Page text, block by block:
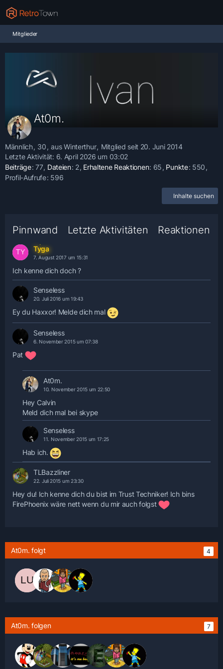
Mitglieder
At0m.
Männlich 30 aus Winterthur
Mitglied seit 20. Juni 2014
Letzte Aktivität: 6. April 2026 um 03:02
Beiträge 77 Dateien 2 Erhaltene Reaktionen 65 Punkte 550
Profil-Aufrufe 596
Inhalte suchen
Pinnwand Letzte Aktivitäten Reaktionen
Tyga
7. August 2017 um 15:31
Ich kenne dich doch ?
Senseless
20. Juli 2016 um 19:43
Ey du Haxxor! Melde dich mal
Senseless
6. November 2015 um 07:38
Pat
At0m.
10. November 2015 um 22:50
Hey Calvin
Meld dich mal bei skype
Senseless
11. November 2015 um 17:25
Hab ich.
TLBazzliner
22. Juli 2015 um 23:30
Hey du! Ich kenne dich du bist im Trust Techniker! Ich bins
FirePhoenix wäre nett wenn du mir auch folgst
At0m. folgt 4
At0m. folgen 7